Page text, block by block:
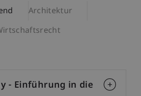
Architektur
- Einführung in die